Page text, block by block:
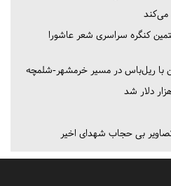
می‌کند
کنگره سراسری شعر عاشورا
با ریل‌باس در مسیر خرمشهر-شلمچه
دلار شد
تصاویر بی حجاب شهدای اخیر